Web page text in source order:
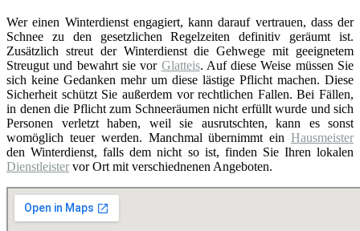
Wer einen Winterdienst engagiert, kann darauf vertrauen, dass der
Schnee zu den gesetzlichen Regelzeiten definitiv geräumt ist.
Zusätzlich streut der Winterdienst die Gehwege mit geeignetem
Streugut und bewahrt sie vor Glatteis. Auf diese Weise müssen Sie
sich keine Gedanken mehr um diese lästige Pflicht machen. Diese
Sicherheit schützt Sie außerdem vor rechtlichen Fallen. Bei Fällen,
in denen die Pflicht zum Schneeräumen nicht erfüllt wurde und sich
Personen verletzt haben, weil sie ausrutschten, kann es sonst
womöglich teuer werden. Manchmal übernimmt ein Hausmeister
den Winterdienst, falls dem nicht so ist, finden Sie Ihren lokalen
Dienstleister vor Ort mit verschiednenen Angeboten.